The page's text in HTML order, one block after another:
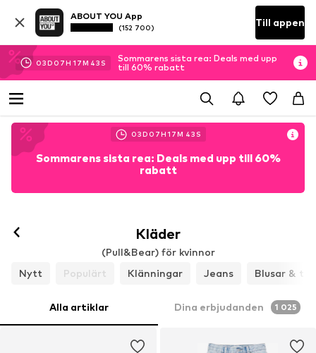
ABOUT YOU App
(152 700) Till appen
03D 07H 17M 40 S
Sommarens sista rea: Deals med upp
till 60% rabatt
03D 07H17M 40 S
Sommarens sista rea: Deals med upp till 60%
rabatt
Kläder
(Pull&Bear) för kvinnor
Nytt
Populärt Klänningar Jeans Blusar &
Alla artiklar Dina erbjudanden 1 025